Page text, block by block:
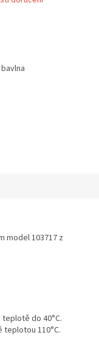
model 103717 z
do 40°C.
teplotou 110°C.